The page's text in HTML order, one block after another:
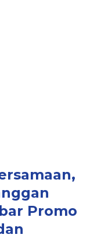
Promo